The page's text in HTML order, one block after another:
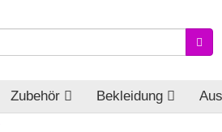
Zubehör Bekleidung